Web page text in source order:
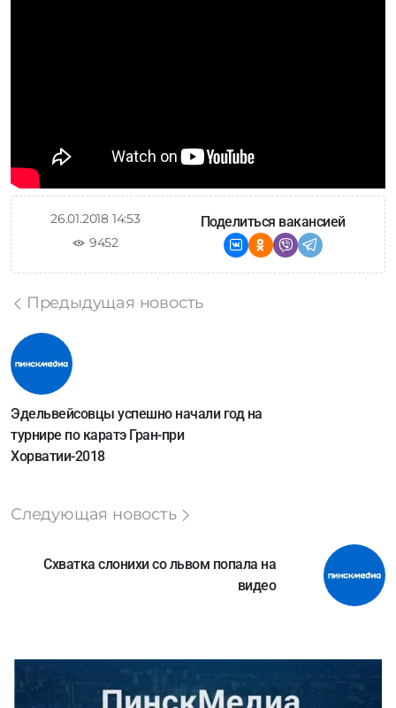
26.01.2018 14:53
9452
Поделиться вакансией
Предыдущая новость
Эдельвейсовцы успешно начали год на
турнире по каратэ Гран-при
Хорватии-2018
Следующая новость
Схватка слонихи со львом попала на
видео